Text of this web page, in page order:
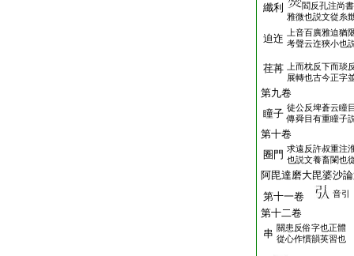
纖利
閻反孔注尚
雅微也説文從糸
迫迮
上音百廣雅迫猶
考聲云迮狹小也
荏苒
上而枕反下而琰
展轉也古今正字
第九卷
瞳子 徒公反埤蒼云瞳
傳舜目有重瞳子
第十卷
圈門 求遠反許叔重注
也説文養畜闌也
阿毘達磨大毘婆沙
第十一卷
音引
第十二卷
串 關患反俗字也正體
從心作慣韻英習也